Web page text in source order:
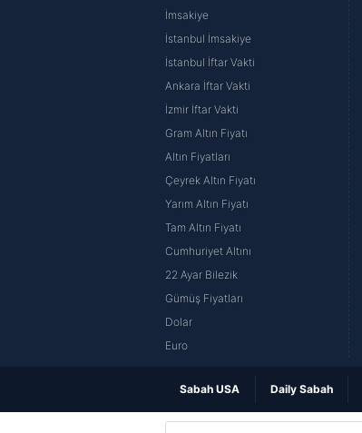
İmsakiye
İstanbul İmsakiye
İstanbul İftar Vakti
Ankara İftar Vakti
İzmir İftar Vakti
Gram Altın Fiyatı
Altın Fiyatları
Çeyrek Altın Fiyatı
Yarım Altın Fiyatı
Tam Altın Fiyatı
Cumhuriyet Altını
22 Ayar Bilezik
Gümüş Fiyatları
Dolar
Euro
Sabah USA Daily Sabah